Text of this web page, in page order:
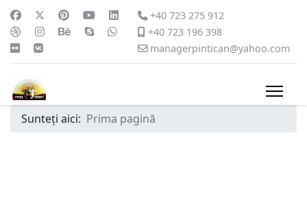
+40 723 275 912
+40 723 196 398
managerpintican@yahoo.com
Sunteți aici: Prima pagină